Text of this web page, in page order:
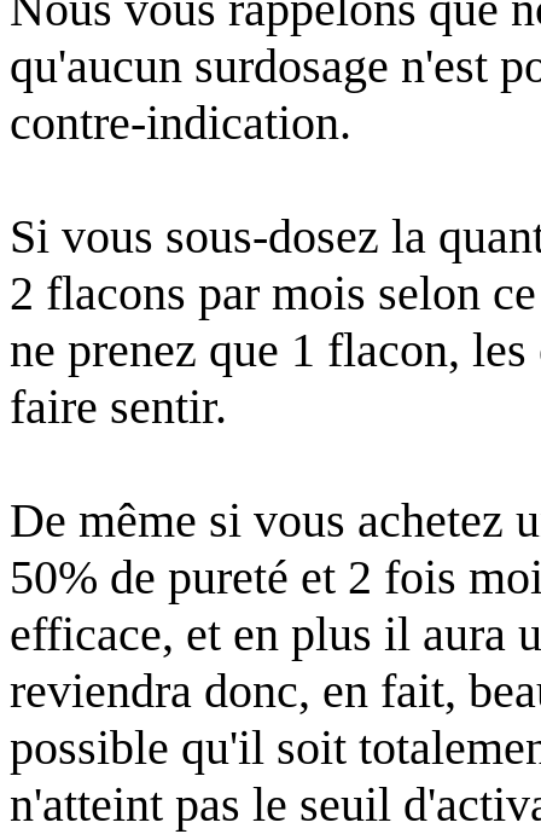
qu'aucun surdosage n'est
contre-indication.
Si vous sous-dosez la
2 flacons par mois selon
ne prenez que 1 flacon,
faire sentir.
De même si vous achetez
50% de pureté et 2 fois
efficace, et en plus il aura
reviendra donc, en fait,
possible qu'il soit
n'atteint pas le seuil